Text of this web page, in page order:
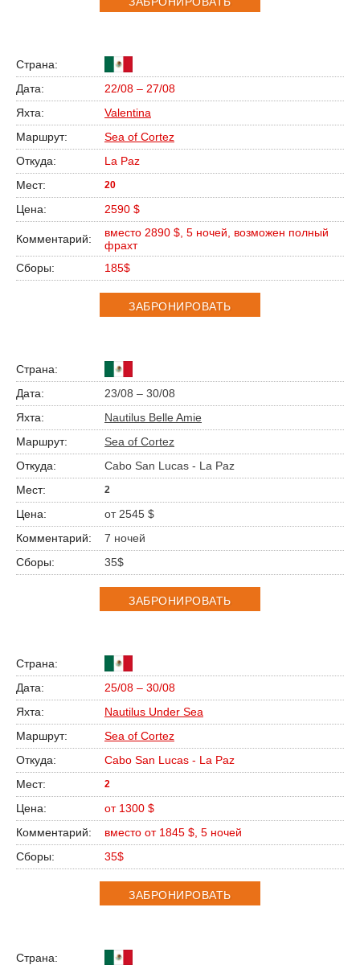
22/08 – 27/08
Valentina
Sea of Cortez
La Paz
20
2590 $
вместо 2890 $, 5 ночей, возможен полный
фрахт
185$
ЗАБРОНИРОВАТЬ
23/08 – 30/08
Nautilus Belle Amie
Sea of Cortez
Cabo San Lucas - La Paz
2
от 2545 $
7 ночей
35$
ЗАБРОНИРОВАТЬ
25/08 – 30/08
Nautilus Under Sea
Sea of Cortez
Cabo San Lucas - La Paz
2
от 1300 $
вместо от 1845 $, 5 ночей
35$
ЗАБРОНИРОВАТЬ